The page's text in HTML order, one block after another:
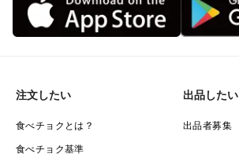
注文したい
食べチョクとは？
食べチョク基準
出品したい
出品者募集